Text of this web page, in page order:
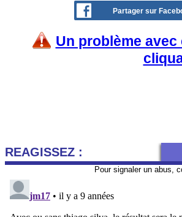
Partager sur
Un problème
REAGISSEZ :
Pour signaler un abus,